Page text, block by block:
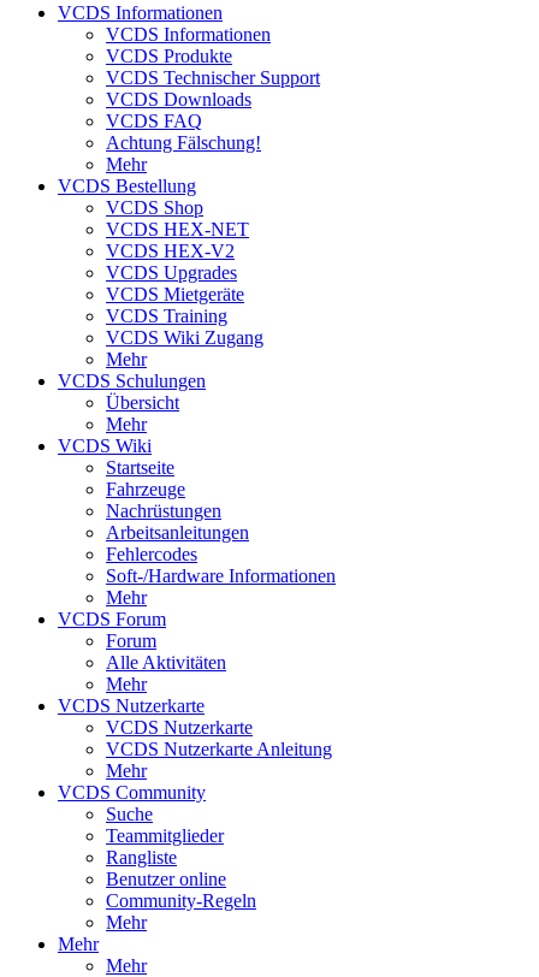
VCDS Informationen
VCDS Informationen
VCDS Produkte
VCDS Technischer Support
VCDS Downloads
VCDS FAQ
Achtung Fälschung!
Mehr
VCDS Bestellung
VCDS Shop
VCDS HEX-NET
VCDS HEX-V2
VCDS Upgrades
VCDS Mietgeräte
VCDS Training
VCDS Wiki Zugang
Mehr
VCDS Schulungen
Übersicht
Mehr
VCDS Wiki
Startseite
Fahrzeuge
Nachrüstungen
Arbeitsanleitungen
Fehlercodes
Soft-/Hardware Informationen
Mehr
VCDS Forum
Forum
Alle Aktivitäten
Mehr
VCDS Nutzerkarte
VCDS Nutzerkarte
VCDS Nutzerkarte Anleitung
Mehr
VCDS Community
Suche
Teammitglieder
Rangliste
Benutzer online
Community-Regeln
Mehr
Mehr
Mehr